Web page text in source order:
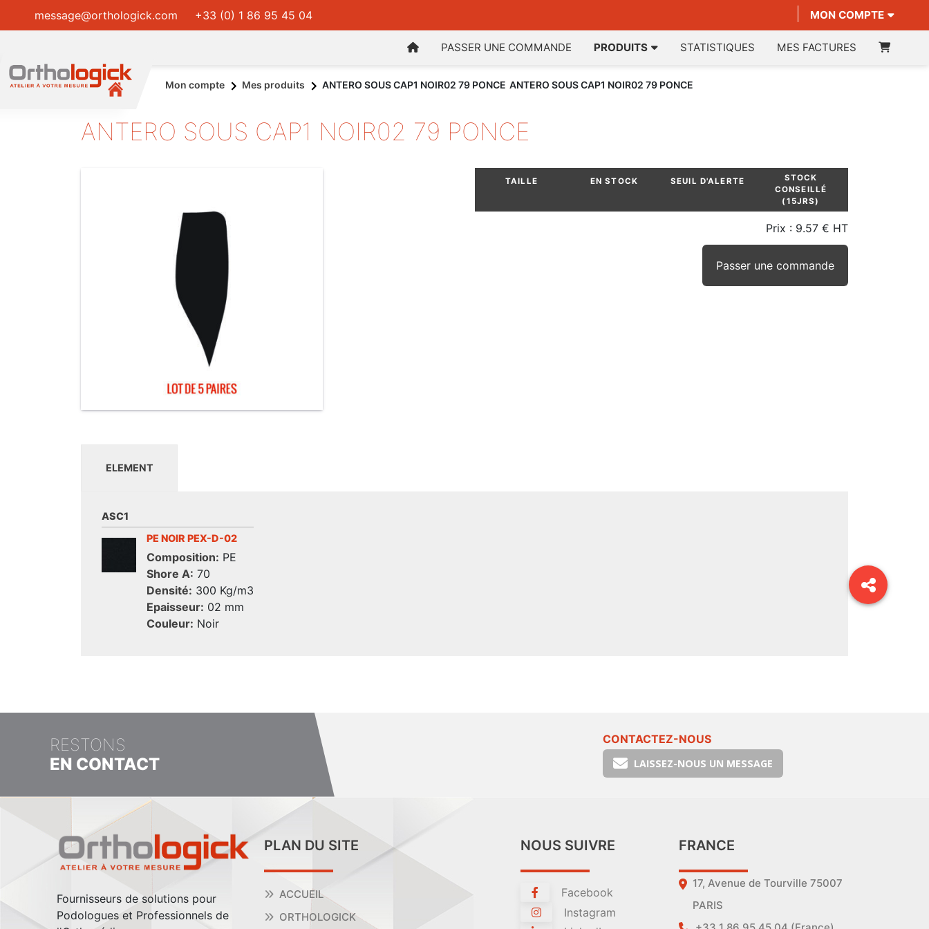
message@orthologick.com +33 (0) 1 86 95 45 04 MON COMPTE
PASSER UNE COMMANDE PRODUITS STATISTIQUES MES FACTURES
Mon compte Mes produits ANTERO SOUS CAP1 NOIR02 79 PONCE ANTERO SOUS CAP1 NOIR02 79 PONCE
ANTERO SOUS CAP1 NOIR02 79 PONCE
TAILLE EN STOCK SEUIL D'ALERTE
STOCK
CONSEILLÉ
(15JRS)
Prix : 9.57 € HT
Passer une commande
ELEMENT
ASC1
PE NOIR PEX-D-02
Composition: PE
Shore A: 70
Densité: 300 Kg/m3
Epaisseur: 02 mm
Couleur: Noir
RESTONS
EN CONTACT
CONTACTEZ-NOUS
LAISSEZ-NOUS UN MESSAGE
Fournisseurs de solutions pour
Podologues et Professionnels de
PLAN DU SITE
ACCUEIL
ORTHOLOGICK
NOUS SUIVRE
Facebook
Instagram
FRANCE
17, Avenue de Tourville 75007
PARIS